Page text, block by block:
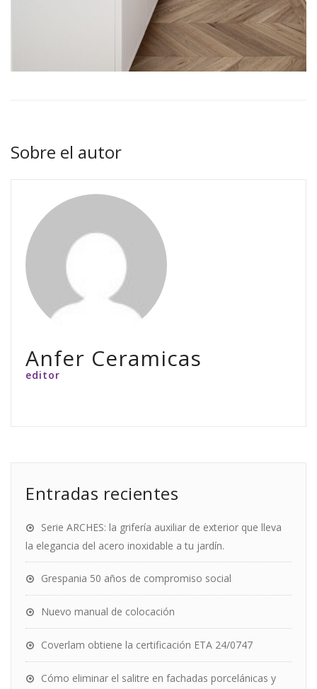
Sobre el autor
Anfer Ceramicas
editor
Entradas recientes
Serie ARCHES: la grifería auxiliar de exterior que lleva
la elegancia del acero inoxidable a tu jardín.
Grespania 50 años de compromiso social
Nuevo manual de colocación
Coverlam obtiene la certificación ETA 24/0747
Cómo eliminar el salitre en fachadas porcelánicas y